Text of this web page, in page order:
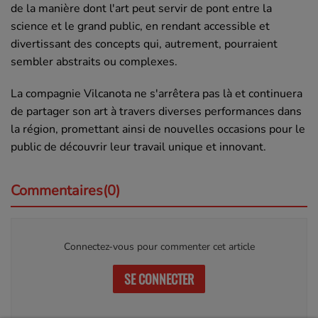
de la manière dont l'art peut servir de pont entre la
science et le grand public, en rendant accessible et
divertissant des concepts qui, autrement, pourraient
sembler abstraits ou complexes.
La compagnie Vilcanota ne s'arrêtera pas là et continuera
de partager son art à travers diverses performances dans
la région, promettant ainsi de nouvelles occasions pour le
public de découvrir leur travail unique et innovant.
Commentaires(0)
Connectez-vous pour commenter cet article
SE CONNECTER